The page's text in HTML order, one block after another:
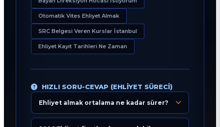
Otomatik Vites Ehliyet Almak
SRC Belgesi Veren Kurslar İstanbul
Ehliyet Kayıt Tarihleri Ne Zaman
HIZLI SORU-CEVAP (EHLIYET SÜRECI)
Ehliyet almak ortalama ne kadar sürer?
Eğitim Danışmanı